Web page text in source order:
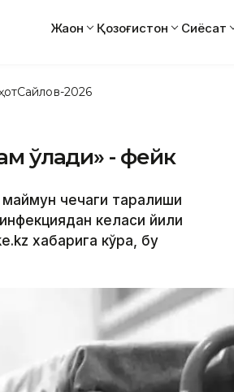
Жаҳон Қозоғистон Сиёсат
Сайлов-2026
ўлади» - фейк
чечаги тарқалиши
келаси йили
хабарига кўра, бу